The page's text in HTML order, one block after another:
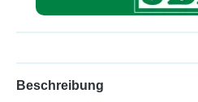
Beschreibung